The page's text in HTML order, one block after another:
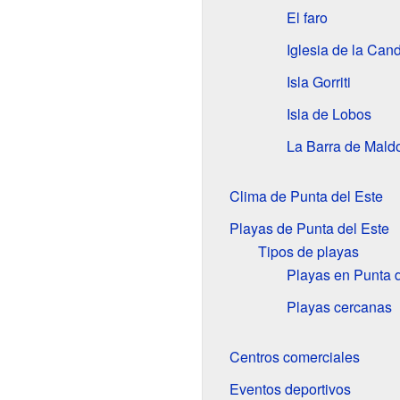
El faro
Iglesia de la
Isla Gorriti
Isla de Lobos
La Barra de
Clima de Punta del Este
Playas de Punta del Este
Tipos de playas
Playas en Punta
Playas cercanas
Centros comerciales
Eventos deportivos